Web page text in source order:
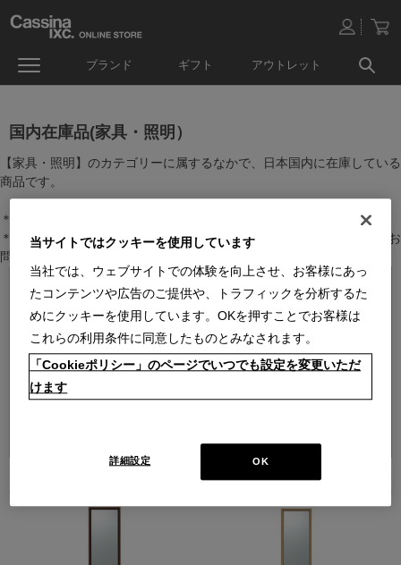
ブランド ギフト アウトレット
国内在庫品(家具・照明）
【家具・照明】のカテゴリーに属するなかで、日本国内に在庫している
商品です。
＊絞り込み機能で商品検索することができます。
＊全店舗で在庫を共有しておりますので、最新の在庫状況についてはお
問い合わせください。
当サイトではクッキーを使用しています
当社では、ウェブサイトでの体験を向上させ、お客様にあっ
たコンテンツや広告のご提供や、トラフィックを分析するた
めにクッキーを使用しています。OKを押すことでお客様は
これらの利用条件に同意したものとみなされます。
「Cookieポリシー」のページでいつでも設定を変更いただ
けます
OK
詳細設定